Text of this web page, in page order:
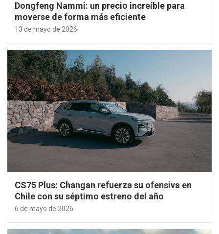
Dongfeng Nammi: un precio increíble para
moverse de forma más eficiente
13 de mayo de 2026
CS75 Plus: Changan refuerza su ofensiva en
Chile con su séptimo estreno del año
6 de mayo de 2026